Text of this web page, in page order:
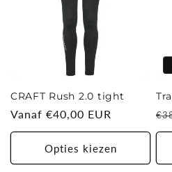
CRAFT Rush 2.0 tight
Normale
prijs
Vanaf €40,00 EUR
Opties kiezen